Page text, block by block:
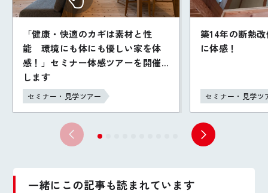
「健康・快適のカギは素材と性
能 環境にも体にも優しい家を体
感！」セミナー体感ツアーを開催
します
セミナー・見学ツアー
築14年の断熱
に体感！
セミナー・見学ツ
一緒にこの記事も読まれています